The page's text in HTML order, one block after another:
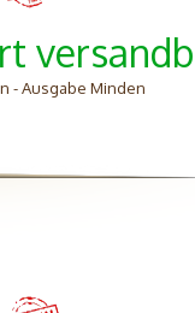
- Ausgabe Minden